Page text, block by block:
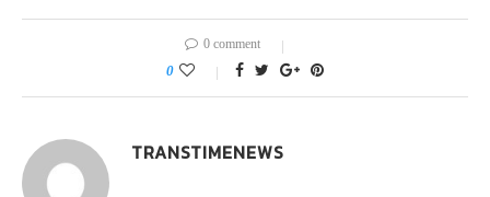
0 comment
0
TRANSTIMENEWS